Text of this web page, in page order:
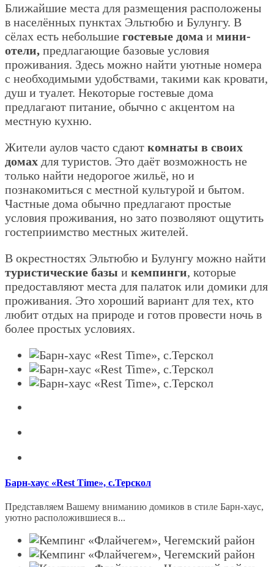
Ближайшие места для размещения расположены
в населённых пунктах Эльтюбю и Булунгу. В
сёлах есть небольшие гостевые дома и мини-
отели, предлагающие базовые условия
проживания. Здесь можно найти уютные номера
с необходимыми удобствами, такими как кровати,
душ и туалет. Некоторые гостевые дома
предлагают питание, обычно с акцентом на
местную кухню.
Жители аулов часто сдают комнаты в своих
домах для туристов. Это даёт возможность не
только найти недорогое жильё, но и
познакомиться с местной культурой и бытом.
Частные дома обычно предлагают простые
условия проживания, но зато позволяют ощутить
гостеприимство местных жителей.
В окрестностях Эльтюбю и Булунгу можно найти
туристические базы и кемпинги, которые
предоставляют места для палаток или домики для
проживания. Это хороший вариант для тех, кто
любит отдых на природе и готов провести ночь в
более простых условиях.
Барн-хаус «Rest Time», с.Терскол
Представляем Вашему вниманию домиков в стиле Барн-хаус,
уютно расположившиеся в...